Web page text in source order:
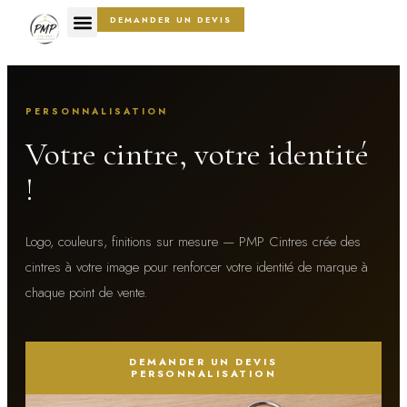
DEMANDER UN DEVIS
PERSONNALISATION
Votre cintre, votre identité
!
Logo, couleurs, finitions sur mesure — PMP Cintres crée des
cintres à votre image pour renforcer votre identité de marque à
chaque point de vente.
DEMANDER UN DEVIS
PERSONNALISATION